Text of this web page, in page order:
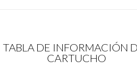
TABLA DE INFORMACIÓN
CARTUCHO